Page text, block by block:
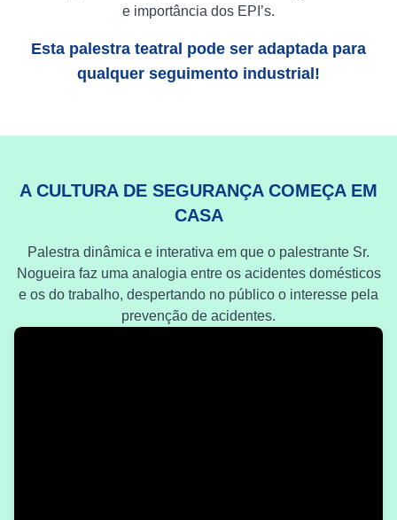
e importância dos EPI’s.
Esta palestra teatral pode ser adaptada para
qualquer seguimento industrial!
A CULTURA DE SEGURANÇA COMEÇA EM
CASA
Palestra dinâmica e interativa em que o palestrante Sr.
Nogueira faz uma analogia entre os acidentes domésticos
e os do trabalho, despertando no público o interesse pela
prevenção de acidentes.